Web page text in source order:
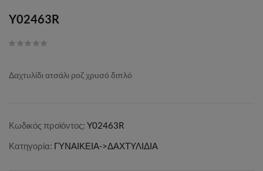
Y02463R
Δαχτυλίδι ατσάλι ροζ χρυσό διπλό
Κωδικός προϊόντος: Y02463R
Κατηγορία: ΓΥΝΑΙΚΕΙΑ->ΔΑΧΤΥΛΙΔΙΑ